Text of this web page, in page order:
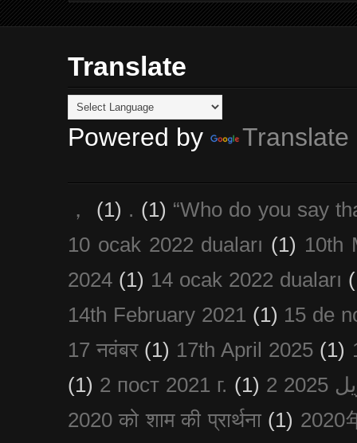
Translate
Powered by Translate
， (1) . (1) “Who do you say
10 ocak 2022 duaları (1) 10th
2024 (1) 14 ocak 2022 duaları
14th February 2021 (1) 15 de
17 नवंबर (1) 17th April 2025 (1)
(1) 2 пост 2021 г. (1)
2020 को शाम की प्रार्थना (1) 2020